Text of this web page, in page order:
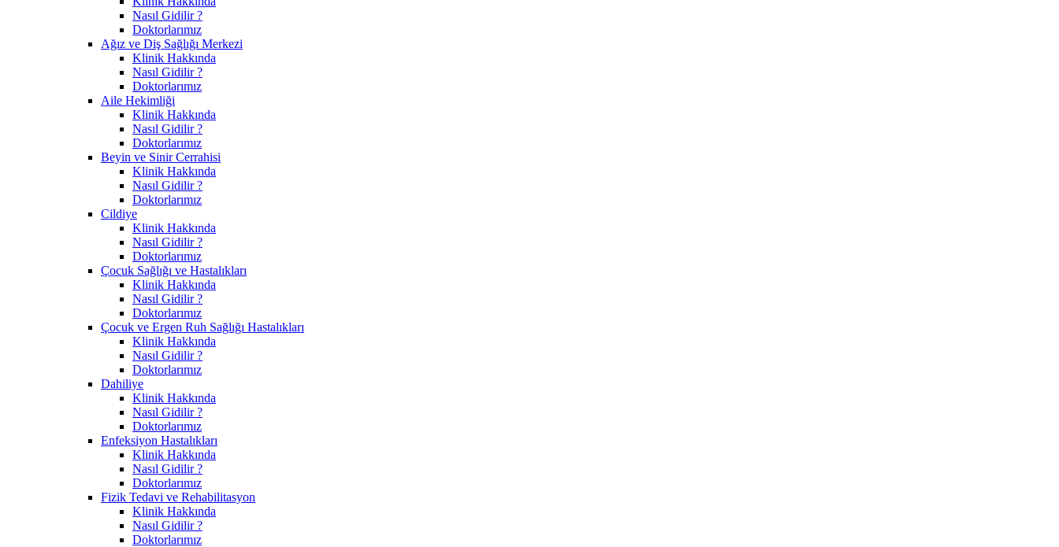
Nasıl Gidilir ?
Doktorlarımız
Ağız ve Diş Sağlığı Merkezi
Klinik Hakkında
Nasıl Gidilir ?
Doktorlarımız
Aile Hekimliği
Klinik Hakkında
Nasıl Gidilir ?
Doktorlarımız
Beyin ve Sinir Cerrahisi
Klinik Hakkında
Nasıl Gidilir ?
Doktorlarımız
Cildiye
Klinik Hakkında
Nasıl Gidilir ?
Doktorlarımız
Çocuk Sağlığı ve Hastalıkları
Klinik Hakkında
Nasıl Gidilir ?
Doktorlarımız
Çocuk ve Ergen Ruh Sağlığı Hastalıkları
Klinik Hakkında
Nasıl Gidilir ?
Doktorlarımız
Dahiliye
Klinik Hakkında
Nasıl Gidilir ?
Doktorlarımız
Enfeksiyon Hastalıkları
Klinik Hakkında
Nasıl Gidilir ?
Doktorlarımız
Fizik Tedavi ve Rehabilitasyon
Klinik Hakkında
Nasıl Gidilir ?
Doktorlarımız